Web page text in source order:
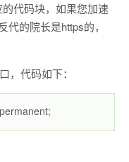
代码块，如果您加速
的院长是https的，
，代码如下：
permanent;